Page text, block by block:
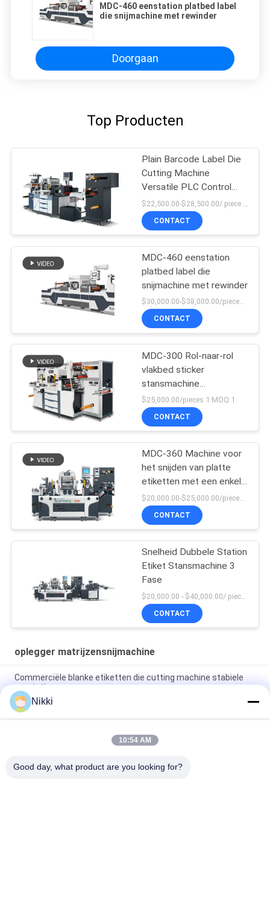
MDC-460 eenstation platbed label
die snijmachine met rewinder
Doorgaan
Top Producten
Plain Barcode Label Die
Cutting Machine
Versatile PLC Control
High Force
CONTACT
MDC-460 eenstation
platbed label die
snijmachine met rewinder
$30,000.00-$38,000.00/pieces MOQ:1
CONTACT
MDC-300 Rol-naar-rol
vlakbed sticker
stansmachine
snijmachine
$25,000.00/pieces 1 MOQ:1
CONTACT
MDC-360 Machine voor
het snijden van platte
etiketten met een enkel
station
$20,000.00-$25,000.00/pieces MOQ:1
CONTACT
Snelheid Dubbele Station
Etiket Stansmachine 3
Fase
CONTACT
oplegger matrijzensnijmachine
Commerciële blanke etiketten die cutting machine stabiele
prestaties
oplegger Label Sticker Die Cut Machine Blank Barcode Die
Cutting Machine
oplegger Die Cut Label Machine Eenstation Barcode Sticker
Nikki
10:54 AM
Good day, what product are you looking for?